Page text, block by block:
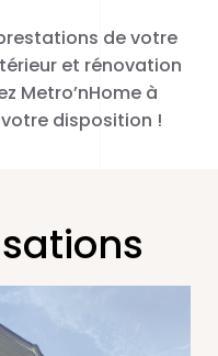
de votre
et rénovation
Metro’nHome à
disposition !